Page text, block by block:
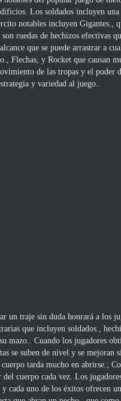
Los soldados incluyen
notables incluyen Gigantes.,
ruedas de hechizos efectivas
que se puede arrastrar a
Flechas, y Rocket que causan
de las tropas y el
y variedad al juego..
un traje sin duda honrará a los
que incluyen soldados.,
mazo.. Cuando los jugadores
se suben de nivel y se mejoran
tarda mucho en abrirse.;
cuerpo cada vez. Los
cada uno de los éxitos ofrecen